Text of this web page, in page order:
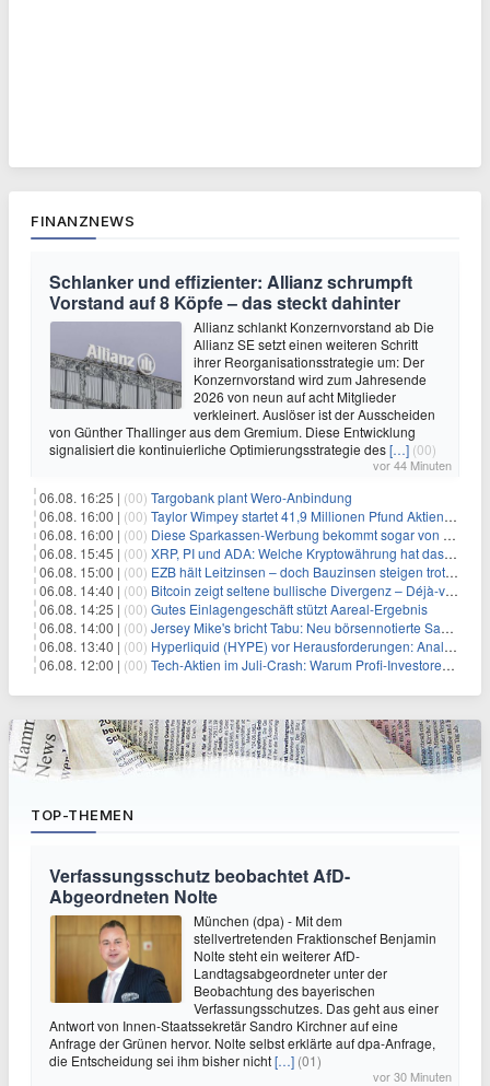
FINANZNEWS
Schlanker und effizienter: Allianz schrumpft
Vorstand auf 8 Köpfe – das steckt dahinter
Allianz schlankt Konzernvorstand ab Die
Allianz SE setzt einen weiteren Schritt
ihrer Reorganisationsstrategie um: Der
Konzernvorstand wird zum Jahresende
2026 von neun auf acht Mitglieder
verkleinert. Auslöser ist der Ausscheiden
von Günther Thallinger aus dem Gremium. Diese Entwicklung
signalisiert die kontinuierliche Optimierungsstrategie des[…] (00)
vor 44 Minuten
06.08. 16:25 | (00) Targobank plant Wero-Anbindung
06.08. 16:00 | (00) Taylor Wimpey startet 41,9 Millionen Pfund Aktienrückkauf – was Anleger wissen müssen
06.08. 16:00 | (00) Diese Sparkassen-Werbung bekommt sogar von der Konkurrenz Lob
06.08. 15:45 | (00) XRP, PI und ADA: Welche Kryptowährung hat das größte Potenzial im nächsten Bullenmarkt?
06.08. 15:00 | (00) EZB hält Leitzinsen – doch Bauzinsen steigen trotzdem: Das Nahost-Problem für Immobilienkäufer
06.08. 14:40 | (00) Bitcoin zeigt seltene bullische Divergenz – Déjà-vu für BTC?
06.08. 14:25 | (00) Gutes Einlagengeschäft stützt Aareal-Ergebnis
06.08. 14:00 | (00) Jersey Mike's bricht Tabu: Neu börsennotierte Sandwich-Kette startet Millionen-Offensive in digitales Marketing
06.08. 13:40 | (00) Hyperliquid (HYPE) vor Herausforderungen: Analysten erwarten kurzfristigen Kursrückgang
06.08. 12:00 | (00) Tech-Aktien im Juli-Crash: Warum Profi-Investoren jetzt zugreifen – Stresstest statt Bärenmarkt
TOP-THEMEN
Verfassungsschutz beobachtet AfD-
Abgeordneten Nolte
München (dpa) - Mit dem
stellvertretenden Fraktionschef Benjamin
Nolte steht ein weiterer AfD-
Landtagsabgeordneter unter der
Beobachtung des bayerischen
Verfassungsschutzes. Das geht aus einer
Antwort von Innen-Staatssekretär Sandro Kirchner auf eine
Anfrage der Grünen hervor. Nolte selbst erklärte auf dpa-Anfrage,
die Entscheidung sei ihm bisher nicht[…] (01)
vor 30 Minuten